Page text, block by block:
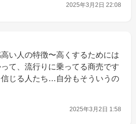
2025年3月2日 22:08
い人の特徴〜高くするためには
て、流行りに乗ってる商売です
じる人たち…自分もそういうの
2025年3月2日 1:58